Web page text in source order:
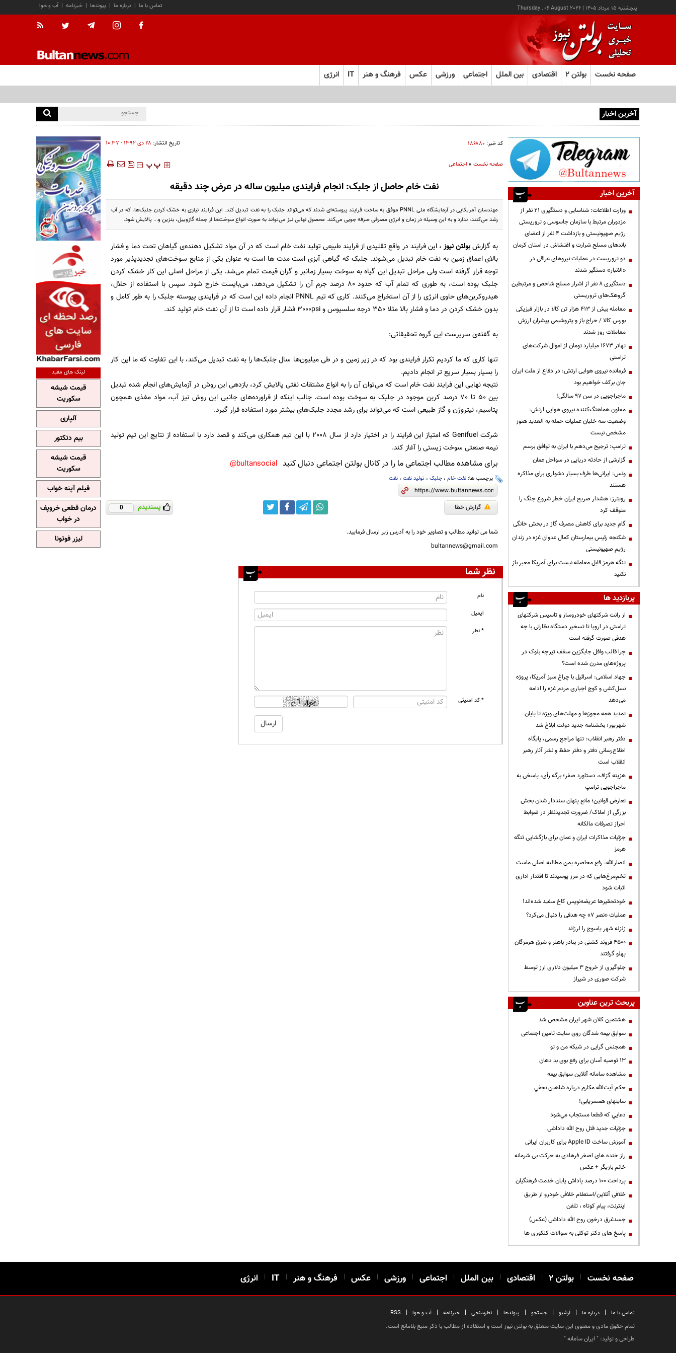
پنجشنبه ۱۵ مرداد ۱۴۰۵ |
Thursday , 06 August 2026 آب و هوا | خبرنامه | پیوندها | درباره ما | تماس با ما
صفحه نخست بولتن ۲ اقتصادی بین الملل اجتماعی ورزشی عکس فرهنگ و هنر IT انرژی
آخرین اخبار
کد خبر: ۱۸۶۸۸۰ تاریخ انتشار: ۲۸ دی ۱۳۹۲ - ۱۰:۳۷
صفحه نخست» اجتماعی ‍‍‍ پ پ
نفت خام حاصل از جلبک: انجام فرایندی میلیون ساله در عرض چند دقیقه
مهندسان آمریکایی در آزمایشگاه ملی PNNL موفق به ساخت فرایند پیوسته‌ای شدند که می‌تواند جلبک را به نفت تبدیل کند. این فرایند نیازی به خشک کردن جلبک‌ها، که در آب
رشد می‌کنند، ندارد و به این وسیله در زمان و انرژی مصرفی صرفه جویی می‌کند. محصول نهایی نیز می‌تواند به صورت انواع سوخت‌ها از جمله گازوییل، بنزین و... پالایش شود.
به گزارشبولتن نیوز ، این فرایند در واقع تقلیدی از فرایند طبیعی تولید نفت خام است که در آن مواد تشکیل دهنده‌ی گیاهان تحت دما و فشار
بالای اعماق زمین به نفت خام تبدیل می‌شوند. جلبک که گیاهی آبزی است مدت ها است به عنوان یکی از منابع سوخت‌های تجدیدپذیر مورد
توجه قرار گرفته است ولی مراحل تبدیل این گیاه به سوخت بسیار زمانبر و گران قیمت تمام می‌شد. یکی از مراحل اصلی این کار خشک کردن
جلبک بوده است، به طوری که تمام آب که حدود 80 درصد جرم آن را تشکیل می‌دهد، می‌بایست خارج شود. سپس با استفاده از حلال،
هیدروکربن‌های حاوی انرژی را از آن استخراج می‌کنند. کاری که تیم PNNL انجام داده این است که در فرایندی پیوسته جلبک را به طور کامل و
بدون خشک کردن در دما و فشار بالا مثلا 350 درجه سلسیوس و 3000psi فشار قرار داده است تا از آن نفت خام تولید کند.
به گفته‌ی سرپرست این گروه تحقیقاتی:
تنها کاری که ما کردیم تکرار فرایندی بود که در زیر زمین و در طی میلیون‌ها سال جلبک‌ها را به نفت تبدیل می‌کند، با این تفاوت که ما این کار
را بسیار بسیار سریع تر انجام دادیم.
نتیجه نهایی این فرایند نفت خام است که می‌توان آن را به انواع مشتقات نفتی پالایش کرد، بازدهی این روش در آزمایش‌های انجام شده تبدیل
بین 50 تا 70 درصد کربن موجود در جلبک به سوخت بوده است. جالب اینکه از فراورده‌های جانبی این روش نیز آب، مواد مغذی همچون
پتاسیم، نیتروژن و گاز طبیعی است که می‌تواند برای رشد مجدد جلبک‌های بیشتر مورد استفاده قرار گیرد.
شرکت Genifuel که امتیاز این فرایند را در اختیار دارد از سال 2008 با این تیم همکاری می‌کند و قصد دارد با استفاده از نتایج این تیم تولید
نیمه صنعتی سوخت زیستی را آغاز کند.
برای مشاهده مطالب اجتماعی ما را در کانال بولتن اجتماعی دنبال کنید bultansocial@
برچسب ها: نفت خام، جلبک، تولید نفت، نفت
گزارش خطا پسندیدم 0
شما می توانید مطالب و تصاویر خود را به آدرس زیر ارسال فرمایید.
bultannews@gmail.com
نظر شما
نام
ایمیل
* نظر
* کد امنیتی
آخرین اخبار
وزارت اطلاعات: شناسایی و دستگیری ۲۱ نفر از
مزدوران مرتبط با سازمان جاسوسی و تروریستی
رژیم صهیونیستی و بازداشت ۴ نفر از اعضای
باندهای مسلح شرارت و اغتشاش در استان کرمان
دو تروریست در عملیات نیروهای عراقی در
«الانبار» دستگیر شدند
دستگیری ۸ نفر از اشرار مسلح شاخص و مرتبطین
گروهک‌های تروریستی
معامله بیش از ۴۱۳ هزار تن کالا در بازار فیزیکی
بورس کالا / حراج باز و پتروشیمی پیشران ارزش
معاملات روز شدند
تهاتر ۱۶۷۳ میلیارد تومان از اموال شرکت‌های
تراستی
فرمانده نیروی هوایی ارتش: در دفاع از ملت ایران
جان برکف خواهیم بود
ماجراجویی در سن ۹۷ سالگی!
معاون هماهنگ‌کننده نیروی هوایی ارتش:
وضعیت سه خلبان عملیات حمله به العدید هنوز
مشخص نیست
ترامپ: ترجیح می‌دهم با ایران به توافق برسم
گزارشی از حادثه دریایی در سواحل عمان
ونس: ایرانی‌ها طرف بسیار دشواری برای مذاکره
هستند
رویترز: هشدار صریح ایران خطر شروع جنگ را
متوقف کرد
گام جدید برای کاهش مصرف گاز در بخش خانگی
شکنجه رئیس بیمارستان کمال عدوان غزه در زندان
رژیم صهیونیستی
تنگه هرمز قابل معامله نیست برای آمریکا معبر باز
نکنید
پربازدید ها
از رانت‌ شرکتهای خودروساز و تاسیس شرکتهای
تراستی در اروپا تا تسخیر دستگاه نظارتی با چه
هدفی صورت گرفته است
چرا قالب وافل جایگزین سقف تیرچه بلوک در
پروژه‌های مدرن شده است؟
جهاد اسلامی: اسرائیل با چراغ سبز آمریکا، پروژه
نسل‌کشی و کوچ اجباری مردم غزه را ادامه
می‌دهد
تمدید همه مجوزها و مهلت‌های ویژه تا پایان
شهریور؛ بخشنامه جدید دولت ابلاغ شد
دفتر رهبر انقلاب: تنها مراجع رسمی، پایگاه
اطلاع‌رسانی دفتر و دفتر حفظ و نشر آثار رهبر
انقلاب است
هزینه گزاف، دستاورد صفر؛ برگه رأی، پاسخی به
ماجراجویی ترامپ
تعارض قوانین؛ مانع پنهان سنددار شدن بخش
بزرگی از املاک/ ضرورت تجدیدنظر در ضوابط
احراز تصرفات مالکانه
جزئیات مذاکرات ایران و عمان برای بازگشایی تنگه
هرمز
انصارالله: رفع محاصره یمن مطالبه اصلی ماست
تخم‌مرغ‌هایی که در مرز پوسیدند تا اقتدار اداری
اثبات شود
خودتحقیرها عریضه‌نویس کاخ سفید شده‌اند!
عملیات «نصر ۷» چه هدفی را دنبال می‌کرد؟
زلزله شهر یاسوج را لرزاند
۴۵۰۰ فروند کشتی در بنادر باهنر و شرق هرمزگان
پهلو گرفتند
جلوگیری از خروج ۳ میلیون دلاری ارز توسط
شرکت صوری در شیراز
پربحث ترین عناوین
هشتمین کلان شهر ایران مشخص شد
سوابق بیمه شدگان روی سایت تامین اجتماعی
همجنس گرایی در شبکه من و تو
13 توصیه آسان برای رفع بوی بد دهان
مشاهده سامانه آنلاين سوابق بیمه
حكم آيت‌الله مكارم درباره شاهين نجفي
سایتهای همسریابی!
دعايي كه قطعا مستجاب مي‌شود
جزئیات جدید قتل روح الله داداشی
آموزش ساخت Apple ID برای کاربران ایرانی
راز خنده های اصغر فرهادی به حرکت بی شرمانه
خانم بازیگر + عکس
پرداخت ۱۰۰ درصد پاداش پایان خدمت فرهنگیان
خلافی آنلاین/استعلام خلافی خودرو از طریق
اینترنت، پیام کوتاه ، تلفن
جسدغرق درخون روح الله داداشی (عکس)
پاسخ های دکتر توکلی به سوالات کنکوری ها
لینک های مفید
قیمت شیشه
سکوریت
آلپاری
بیم دتکتور
قیمت شیشه
سکوریت
فیلم آپنه خواب
درمان قطعی خروپف
در خواب
لیزر فوتونا
صفحه نخست | بولتن ۲ | اقتصادی | بین الملل | اجتماعی | ورزشی | عکس | فرهنگ و هنر |
IT
| انرژی
تماس با ما | درباره ما | آرشیو | جستجو | پیوندها | نظرسنجی | خبرنامه | آب و هوا |
RSS
تمام حقوق مادی و معنوی این سایت متعلق به بولتن نیوز است و استفاده از مطالب با ذکر منبع بلامانع است.
طراحی و تولید: " ایران سامانه"